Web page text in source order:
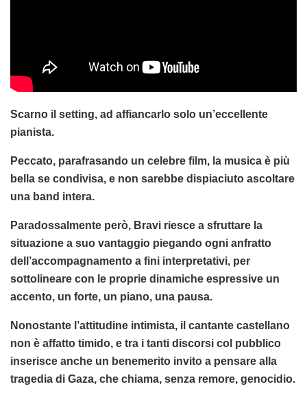
Scarno il setting, ad affiancarlo solo un’eccellente
pianista.
Peccato, parafrasando un celebre film, la musica è più
bella se condivisa, e non sarebbe dispiaciuto ascoltare
una band intera.
Paradossalmente però, Bravi riesce a sfruttare la
situazione a suo vantaggio piegando ogni anfratto
dell’accompagnamento a fini interpretativi, per
sottolineare con le proprie dinamiche espressive un
accento, un forte, un piano, una pausa.
Nonostante l’attitudine intimista, il cantante castellano
non è affatto timido, e tra i tanti discorsi col pubblico
inserisce anche un benemerito invito a pensare alla
tragedia di Gaza, che chiama, senza remore, genocidio.